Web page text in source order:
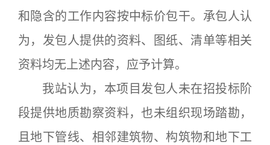
和隐含的工作内容按中标价包干。承包人认
为，发包人提供的资料、图纸、清单等相关
资料均无上述内容，应予计算。
我站认为，本项目发包人未在招投标阶
段提供地质勘察资料，也未组织现场踏勘，
且地下管线、相邻建筑物、构筑物和地下工